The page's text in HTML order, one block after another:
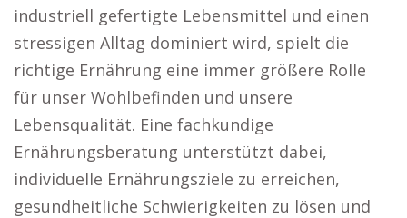
industriell gefertigte Lebensmittel und einen
stressigen Alltag dominiert wird, spielt die
richtige Ernährung eine immer größere Rolle
für unser Wohlbefinden und unsere
Lebensqualität. Eine fachkundige
Ernährungsberatung unterstützt dabei,
individuelle Ernährungsziele zu erreichen,
gesundheitliche Schwierigkeiten zu lösen und